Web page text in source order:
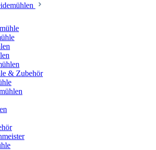
& Zubehör